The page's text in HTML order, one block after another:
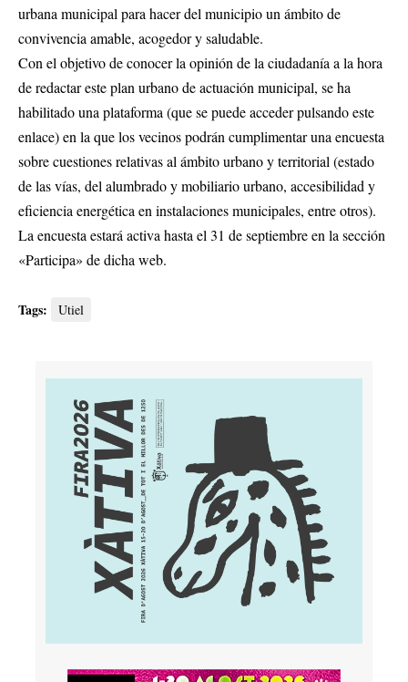
urbana municipal para hacer del municipio un ámbito de
convivencia amable, acogedor y saludable.
Con el objetivo de conocer la opinión de la ciudadanía a la hora
de redactar este plan urbano de actuación municipal, se ha
habilitado una plataforma (que se puede acceder pulsandoeste
enlace) en la que los vecinos podrán cumplimentar una encuesta
sobre cuestiones relativas al ámbito urbano y territorial (estado
de las vías, del alumbrado y mobiliario urbano, accesibilidad y
eficiencia energética en instalaciones municipales, entre otros).
La encuesta estará activa hasta el 31 de septiembre en la sección
«Participa» de dicha web.
Tags: Utiel